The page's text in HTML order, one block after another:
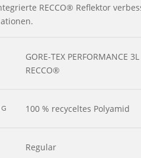
RECCO® Reflektor
GORE-TEX PERFORMANCE 3L
RECCO®
100 % recyceltes Polyamid
Regular